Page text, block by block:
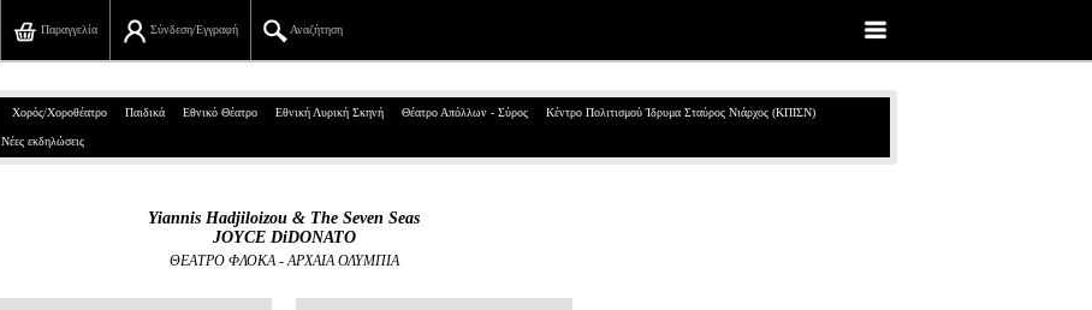
Αναζήτηση
Σύνδεση/Εγγραφή
Παραγγελία
Πανεπιστημίου 39, Αθήνα
Σύνδεση/Εγγραφή
Χορός/Χοροθέατρο Παιδικά Εθνικό Θέατρο Εθνική Λυρική Σκηνή Θέατρο Απόλλων - Σύρος Κέντρο Πολιτισμού Ίδρυμα Σταύρος Νιάρχος (ΚΠΙΣΝ)
Νέες εκδηλώσεις
Yiannis Hadjiloizou & The Seven Seas
JOYCE DiDONATO
ΘΕΑΤΡΟ ΦΛΟΚΑ - ΑΡΧΑΙΑ ΟΛΥΜΠΙΑ